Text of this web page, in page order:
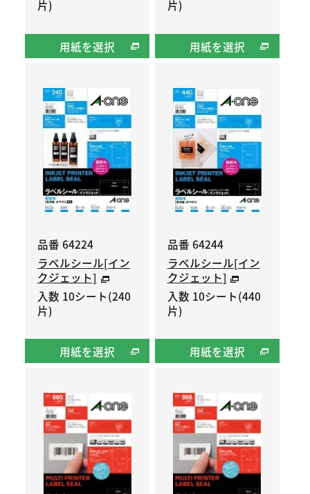
片)
用紙を選択
片)
用紙を選択
品番 64224
ラベルシール[イン
クジェット]
入数 10シート(240
片)
用紙を選択
品番 64244
ラベルシール[イン
クジェット]
入数 10シート(440
片)
用紙を選択